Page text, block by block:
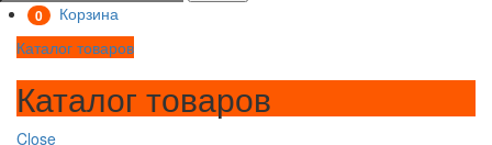
0
Корзина
Каталог товаров
Каталог товаров
Close